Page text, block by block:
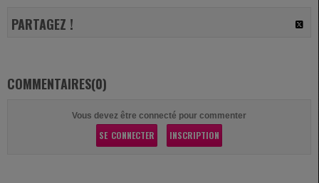
PARTAGEZ !
COMMENTAIRES(0)
Vous devez être connecté pour commenter
SE CONNECTER INSCRIPTION